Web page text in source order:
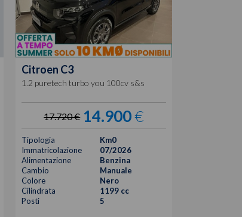
Citroen C3
1.2 puretech turbo you 100cv s&s
17.720 € 14.900€
Tipologia
Km0
Immatricolazione
07/2026
Alimentazione
Benzina
Cambio
Manuale
Colore
Nero
Cilindrata
1199 cc
Posti
5